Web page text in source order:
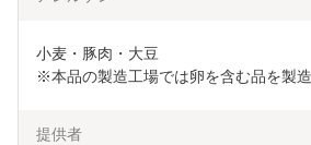
小麦・豚肉・大豆
※本品の製造工場では卵を含む品を製造
提供者